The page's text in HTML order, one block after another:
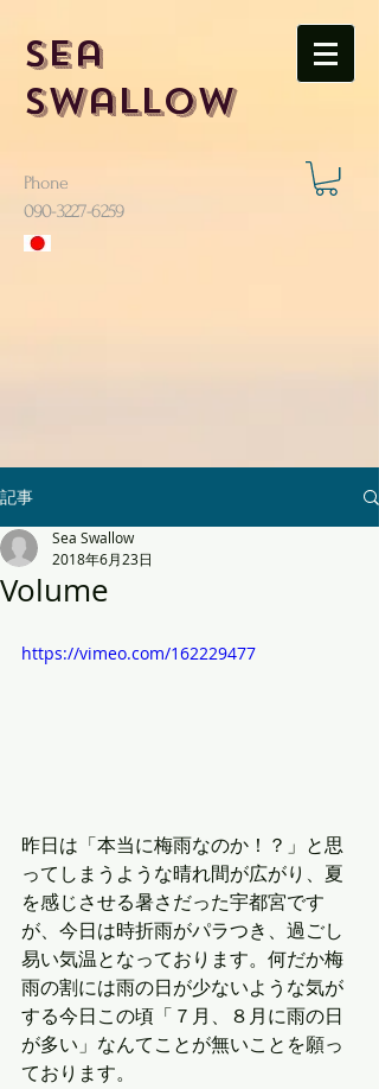
Sea
Swallow
Phone
​090-3227-6259
記事
Volume
Sea Swallow
2018年6月23日
https://vimeo.com/162229477
昨日は「本当に梅雨なのか！？」と思
ってしまうような晴れ間が広がり、夏
を感じさせる暑さだった宇都宮です
が、今日は時折雨がパラつき、過ごし
易い気温となっております。何だか梅
雨の割には雨の日が少ないような気が
する今日この頃「７月、８月に雨の日
が多い」なんてことが無いことを願っ
ております。